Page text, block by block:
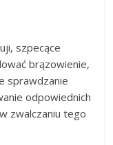
szpecące
brązowienie,
sprawdzanie
odpowiednich
zwalczaniu tego